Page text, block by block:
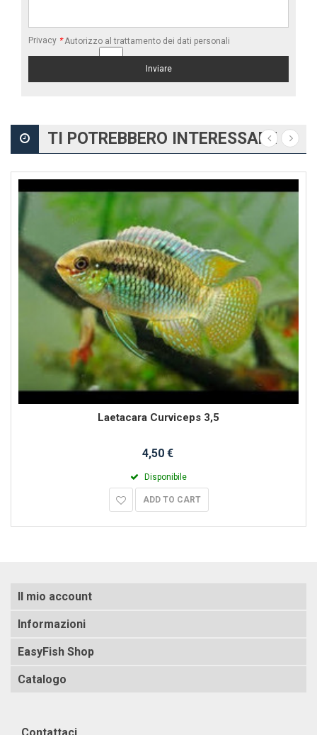
Privacy * Autorizzo al trattamento dei dati personali
TI POTREBBERO INTERESSARE
Laetacara Curviceps 3,5
4,50 €
Disponibile
ADD TO CART
Il mio account
Informazioni
EasyFish Shop
Catalogo